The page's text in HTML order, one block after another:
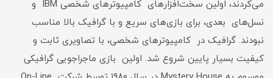
می‌کردند، اولین سخت‌افزارهای کامپیوترهای شخصی IBM و
نسل‌های بعدی، برای بازی‌های سریع و با گرافیک بالا مناسب
نبودند. گرافیک در کامپیوترهای شخصی، با تصاویری ثابت و
کیفیت بسیار پایین شروع شد. اولین بازی ماجراجویی گرافیکی